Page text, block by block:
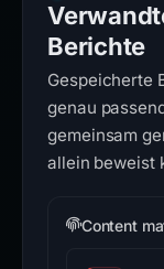
Berichte
Gespeicherte
genau
gemeinsam
allein beweist
Content